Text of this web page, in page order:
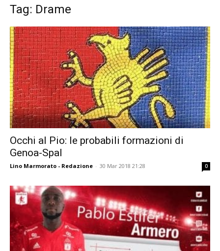
Tag: Drame
Occhi al Pio: le probabili formazioni di
Genoa-Spal
Lino Marmorato - Redazione - 30 Mar 2018 21:28 0